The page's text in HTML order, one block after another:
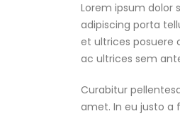
Lorem ipsum dolor
adipiscing porta
et ultrices posuere
ac ultrices sem
Curabitur
amet. In eu justo a